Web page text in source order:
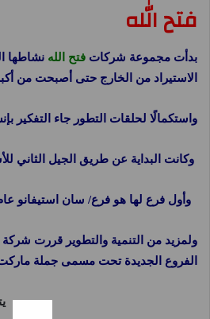
فتح الله
بدأت مجموعة شركات فتح الله
الاستيراد من الخارج حتى أصبحت من
واستكمالًا لحلقات التطور جاء التفكير
وكانت البداية عن طريق الجيل الثاني
وأول فرع لها هو فرع/ سان استيفانو عام 1994م كأول سوبر ماركت يبيع للمستهلك بسعر الجملة والذي أحدث ضجة في عالم البيع المباشر للمستهلك من حيث رخص الأسعار، وتنوع البضائع، والعروض الشيقة، وجدية التعامل واحترام المستهلك، لتتوالى سلسلة الافتتاحات حتى وصلنا إلى20 فرعًا بالإسكندرية
ولمزيد من التنمية والتطوير قررت
الفروع الجديدة تحت مسمى جملة ماركت